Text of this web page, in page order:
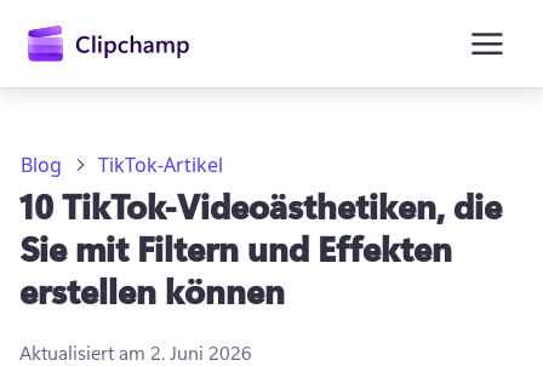
Blog TikTok-Artikel
10 TikTok-Videoästhetiken, die
Sie mit Filtern und Effekten
erstellen können
Aktualisiert am 2. Juni 2026